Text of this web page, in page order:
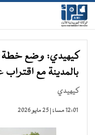
كيهيدي: وضع خطة
بالمدينة مع
كيهيدي
12:01 مساءً | 25 مايو 2026